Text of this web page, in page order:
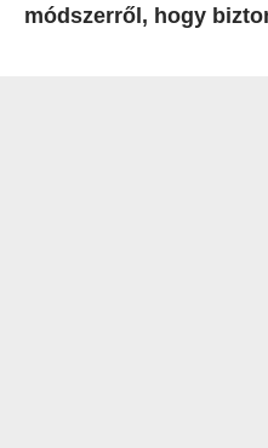
módszerről, hogy